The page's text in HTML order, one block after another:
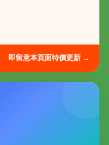
即留意本頁面特價更新 →